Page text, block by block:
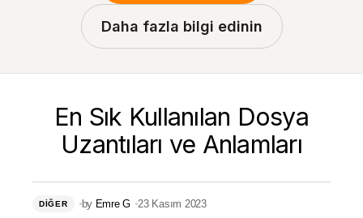
Daha fazla bilgi edinin
En Sık Kullanılan Dosya
Uzantıları ve Anlamları
DIĞER by Emre G 23 Kasım 2023